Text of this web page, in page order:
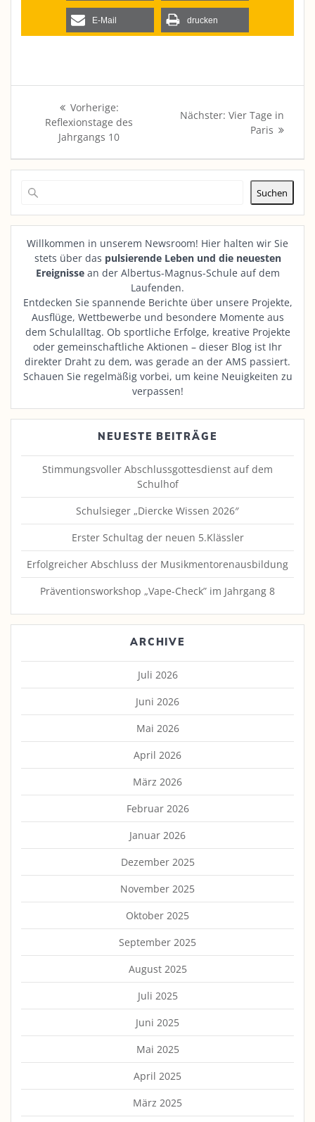
E-Mail drucken
Beitragsnavigation
Vorherige:Vorheriger
Beitrag:
Reflexionstage des
Jahrgangs 10
Nächster: Nächster
Beitrag:
Vier Tage in
Paris
Suchen
Willkommen in unserem Newsroom! Hier halten wir Sie
stets über das pulsierende Leben und die neuesten
Ereignissean der Albertus-Magnus-Schule auf dem
Laufenden.
Entdecken Sie spannende Berichte über unsere Projekte,
Ausflüge, Wettbewerbe und besondere Momente aus
dem Schulalltag. Ob sportliche Erfolge, kreative Projekte
oder gemeinschaftliche Aktionen – dieser Blog ist Ihr
direkter Draht zu dem, was gerade an der AMS passiert.
Schauen Sie regelmäßig vorbei, um keine Neuigkeiten zu
verpassen!
NEUESTE BEITRÄGE
Stimmungsvoller Abschlussgottesdienst auf dem
Schulhof
Schulsieger „Diercke Wissen 2026″
Erster Schultag der neuen 5.Klässler
Erfolgreicher Abschluss der Musikmentorenausbildung
Präventionsworkshop „Vape-Check” im Jahrgang 8
ARCHIVE
Juli 2026
Juni 2026
Mai 2026
April 2026
März 2026
Februar 2026
Januar 2026
Dezember 2025
November 2025
Oktober 2025
September 2025
August 2025
Juli 2025
Juni 2025
Mai 2025
April 2025
März 2025